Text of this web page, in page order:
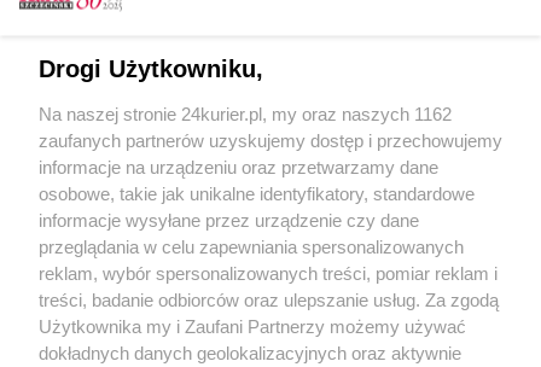
Wojna dzikim wysypiskom
Szkoda wyrządzona zieleni
Celnicy zatrzymali prawie 47 ton odpadów
POGODA
21℃
Zobacz prognozę na 3 dni
Drogi Użytkowniku,
Na naszej stronie 24kurier.pl, my oraz naszych 1162
zaufanych partnerów uzyskujemy dostęp i przechowujemy
informacje na urządzeniu oraz przetwarzamy dane
osobowe, takie jak unikalne identyfikatory, standardowe
informacje wysyłane przez urządzenie czy dane
przeglądania w celu zapewniania spersonalizowanych
reklam, wybór spersonalizowanych treści, pomiar reklam i
treści, badanie odbiorców oraz ulepszanie usług. Za zgodą
Użytkownika my i Zaufani Partnerzy możemy używać
dokładnych danych geolokalizacyjnych oraz aktywnie